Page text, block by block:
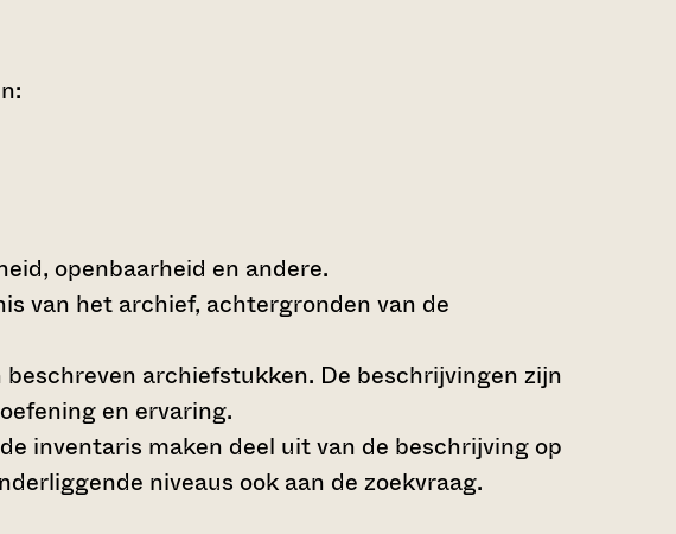
openbaarheid en andere.
van het archief, achtergronden van de
archiefstukken. De beschrijvingen zijn
en ervaring.
inventaris maken deel uit van de beschrijving op
niveaus ook aan de zoekvraag.